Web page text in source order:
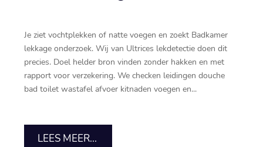
Je ziet vochtplekken of natte voegen en zoekt Badkamer
lekkage onderzoek.​ Wij van Ultrices lekdetectie doen dit
precies.​ Doel helder bron vinden zonder hakken en met
rapport voor verzekering.​ We checken leidingen douche
bad toilet wastafel afvoer kitnaden voegen en...
LEES MEER...